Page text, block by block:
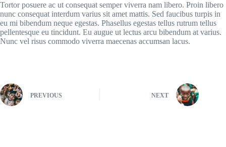
Tortor posuere ac ut consequat semper viverra nam libero. Proin libero
nunc consequat interdum varius sit amet mattis. Sed faucibus turpis in
eu mi bibendum neque egestas. Phasellus egestas tellus rutrum tellus
pellentesque eu tincidunt. Eu augue ut lectus arcu bibendum at varius.
Nunc vel risus commodo viverra maecenas accumsan lacus.
PREVIOUS NEXT